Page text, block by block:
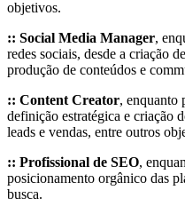
objetivos.
:: Social Media Manager,
redes sociais, desde a criação
produção de conteúdos e
:: Content Creator, enquanto
definição estratégica e criação
leads e vendas, entre outros
:: Profissional de SEO,
posicionamento orgânico das
busca.